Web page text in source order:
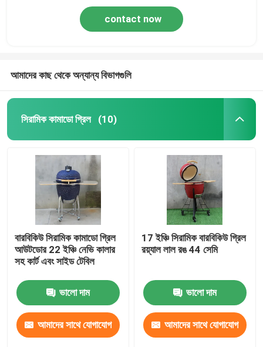
contact now
আমাদের কাছ থেকে অন্যান্য বিভাগগুলি
সিরামিক কামাডো গ্রিল (10)
বারবিকিউ সিরামিক কামাডো গ্রিল
আউটডোর 22 ইঞ্চি নেভি কালার
সহ কার্ট এবং সাইড টেবিল
ভালো দাম
আমাদের সাথে যোগাযোগ
17 ইঞ্চি সিরামিক বারবিকিউ গ্রিল
রয়্যাল লাল রঙ 44 সেমি
ভালো দাম
আমাদের সাথে যোগাযোগ